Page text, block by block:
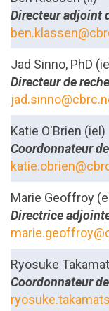
Directeur adjoint
Jad Sinno, PhD
Directeur de
Katie O'Brien (iel)
Coordonnateur
Marie Geoffroy
Directrice
Ryosuke
Coordonnateur